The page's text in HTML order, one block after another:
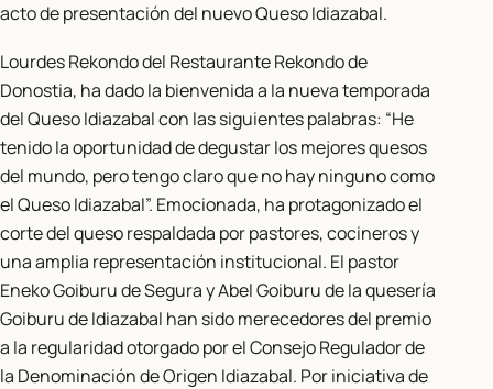
acto de presentación del nuevo Queso Idiazabal.
Lourdes Rekondo del Restaurante Rekondo de
Donostia, ha dado la bienvenida a la nueva temporada
del Queso Idiazabal con las siguientes palabras: “He
tenido la oportunidad de degustar los mejores quesos
del mundo, pero tengo claro que no hay ninguno como
el Queso Idiazabal”. Emocionada, ha protagonizado el
corte del queso respaldada por pastores, cocineros y
una amplia representación institucional. El pastor
Eneko Goiburu de Segura y Abel Goiburu de la quesería
Goiburu de Idiazabal han sido merecedores del premio
a la regularidad otorgado por el Consejo Regulador de
la Denominación de Origen Idiazabal. Por iniciativa de